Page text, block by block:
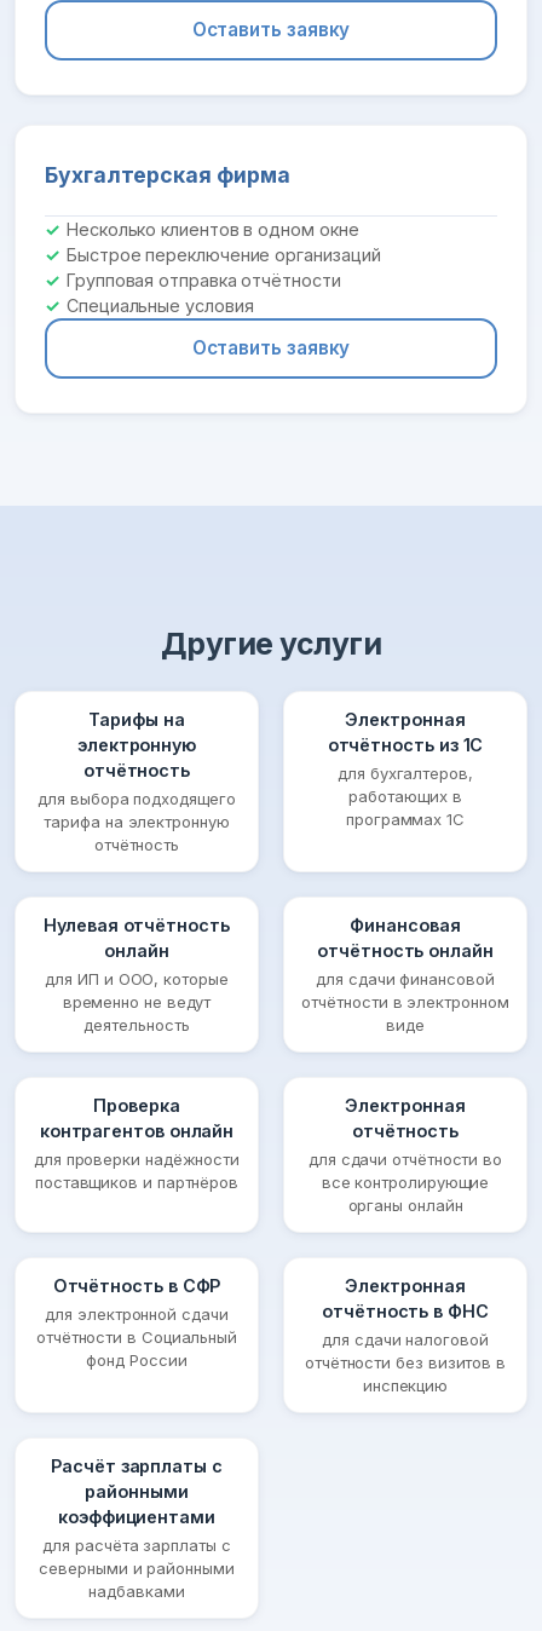
Оставить заявку
Бухгалтерская фирма
Несколько клиентов в одном окне
Быстрое переключение организаций
Групповая отправка отчётности
Специальные условия
Оставить заявку
Другие услуги
Тарифы на
электронную
отчётность
для выбора подходящего
тарифа на электронную
отчётность
Электронная
отчётность из 1С
для бухгалтеров,
работающих в
программах 1С
Нулевая отчётность
онлайн
для ИП и ООО, которые
временно не ведут
деятельность
Финансовая
отчётность онлайн
для сдачи финансовой
отчётности в электронном
виде
Проверка
контрагентов онлайн
для проверки надёжности
поставщиков и партнёров
Электронная
отчётность
для сдачи отчётности во
все контролирующие
органы онлайн
Отчётность в СФР
для электронной сдачи
отчётности в Социальный
фонд России
Электронная
отчётность в ФНС
для сдачи налоговой
отчётности без визитов в
инспекцию
Расчёт зарплаты с
районными
коэффициентами
для расчёта зарплаты с
северными и районными
надбавками